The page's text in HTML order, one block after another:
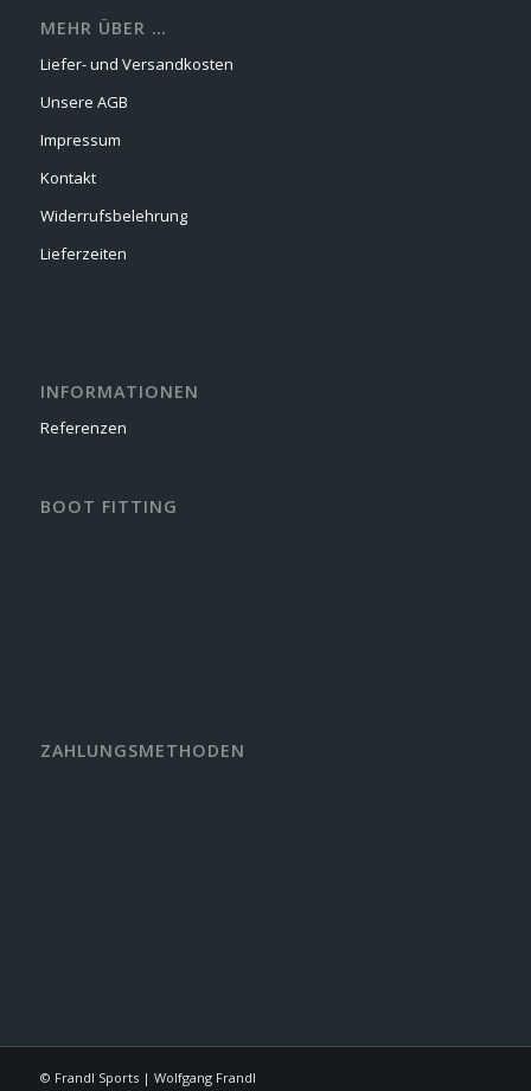
MEHR ÜBER …
Liefer- und Versandkosten
Unsere AGB
Impressum
Kontakt
Widerrufsbelehrung
Lieferzeiten
INFORMATIONEN
Referenzen
BOOT FITTING
ZAHLUNGSMETHODEN
© Frandl Sports | Wolfgang Frandl